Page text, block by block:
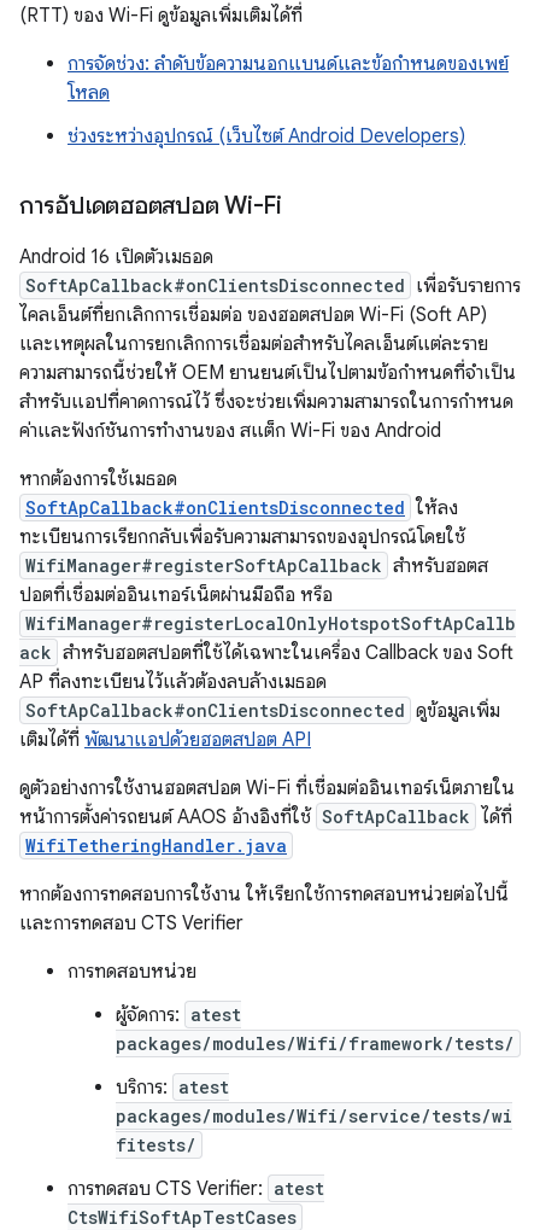
(RTT) ของ Wi-Fi ดูข้อมูลเพิ่มเติมได้ที่
การจัดช่วง: ลำดับข้อความนอกแบนด์และข้อกำหนดของเพย์
โหลด
ช่วงระหว่างอุปกรณ์ (เว็บไซต์ Android Developers)
การอัปเดตฮอตสปอต Wi-Fi
Android 16 เปิดตัวเมธอด
SoftApCallback#onClientsDisconnected เพื่อรับรายการ
ไคลเอ็นต์ที่ยกเลิกการเชื่อมต่อ ของฮอตสปอต Wi-Fi (Soft AP)
และเหตุผลในการยกเลิกการเชื่อมต่อสำหรับไคลเอ็นต์แต่ละราย
ความสามารถนี้ช่วยให้ OEM ยานยนต์เป็นไปตามข้อกำหนดที่จำเป็น
สำหรับแอปที่คาดการณ์ไว้ ซึ่งจะช่วยเพิ่มความสามารถในการกำหนด
ค่าและฟังก์ชันการทำงานของ สแต็ก Wi-Fi ของ Android
หากต้องการใช้เมธอด
SoftApCallback#onClientsDisconnected ให้ลง
ทะเบียนการเรียกกลับเพื่อรับความสามารถของอุปกรณ์โดยใช้
WifiManager#registerSoftApCallback สำหรับฮอตส
ปอตที่เชื่อมต่ออินเทอร์เน็ตผ่านมือถือ หรือ
WifiManager#registerLocalOnlyHotspotSoftApCallb
ack สำหรับฮอตสปอตที่ใช้ได้เฉพาะในเครื่อง Callback ของ Soft
AP ที่ลงทะเบียนไว้แล้วต้องลบล้างเมธอด
SoftApCallback#onClientsDisconnected ดูข้อมูลเพิ่ม
เติมได้ที่ พัฒนาแอปด้วยฮอตสปอต API
ดูตัวอย่างการใช้งานฮอตสปอต Wi-Fi ที่เชื่อมต่ออินเทอร์เน็ตภายใน
หน้าการตั้งค่ารถยนต์ AAOS อ้างอิงที่ใช้ SoftApCallback ได้ที่
WifiTetheringHandler.java
หากต้องการทดสอบการใช้งาน ให้เรียกใช้การทดสอบหน่วยต่อไปนี้
และการทดสอบ CTS Verifier
การทดสอบหน่วย
ผู้จัดการ: atest
packages/modules/Wifi/framework/tests/
บริการ: atest
packages/modules/Wifi/service/tests/wi
fitests/
การทดสอบ CTS Verifier: atest
CtsWifiSoftApTestCases